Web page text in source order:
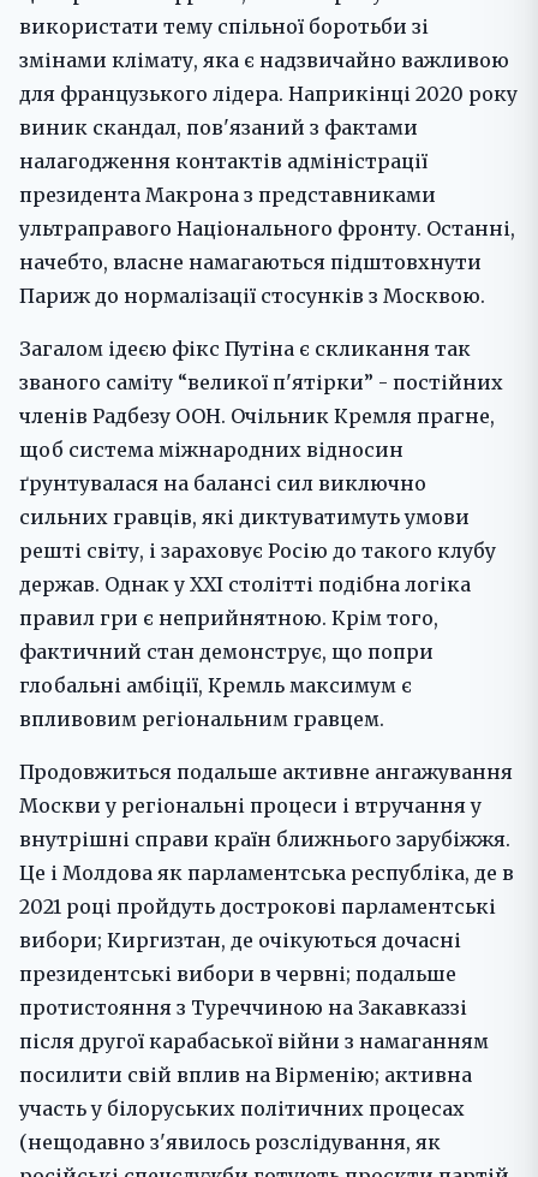
використати тему спільної боротьби зі
змінами клімату, яка є надзвичайно важливою
для французького лідера. Наприкінці 2020 року
виник скандал, пов'язаний з фактами
налагодження контактів адміністрації
президента Макрона з представниками
ультраправого Національного фронту. Останні,
начебто, власне намагаються підштовхнути
Париж до нормалізації стосунків з Москвою.
Загалом ідеєю фікс Путіна є скликання так
званого саміту “великої п'ятірки” - постійних
членів Радбезу ООН. Очільник Кремля прагне,
щоб система міжнародних відносин
ґрунтувалася на балансі сил виключно
сильних гравців, які диктуватимуть умови
решті світу, і зараховує Росію до такого клубу
держав. Однак у ХХІ столітті подібна логіка
правил гри є неприйнятною. Крім того,
фактичний стан демонструє, що попри
глобальні амбіції, Кремль максимум є
впливовим регіональним гравцем.
Продовжиться подальше активне ангажування
Москви у регіональні процеси і втручання у
внутрішні справи країн ближнього зарубіжжя.
Це і Молдова як парламентська республіка, де в
2021 році пройдуть дострокові парламентські
вибори; Киргизтан, де очікуються дочасні
президентські вибори в червні; подальше
протистояння з Туреччиною на Закавказзі
після другої карабаської війни з намаганням
посилити свій вплив на Вірменію; активна
участь у білоруських політичних процесах
(нещодавно з'явилось розслідування, як